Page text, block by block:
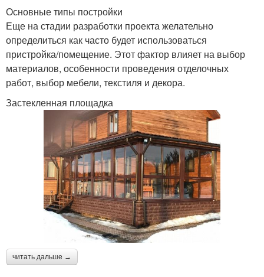
Основные типы постройки
Еще на стадии разработки проекта желательно
определиться как часто будет использоваться
пристройка/помещение. Этот фактор влияет на выбор
материалов, особенности проведения отделочных
работ, выбор мебели, текстиля и декора.
Застекленная площадка
читать дальше →